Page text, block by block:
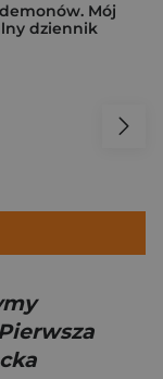
Mój
dziennik